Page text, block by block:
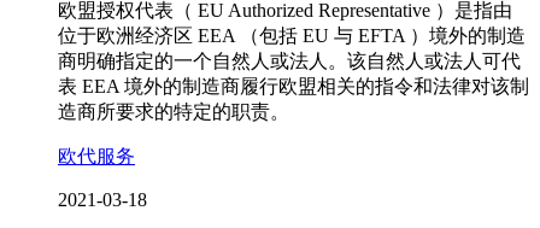
欧盟授权代表（ EU Authorized Representative ）是指由
位于欧洲经济区 EEA （包括 EU 与 EFTA ）境外的制造
商明确指定的一个自然人或法人。该自然人或法人可代
表 EEA 境外的制造商履行欧盟相关的指令和法律对该制
造商所要求的特定的职责。
欧代服务
2021-03-18